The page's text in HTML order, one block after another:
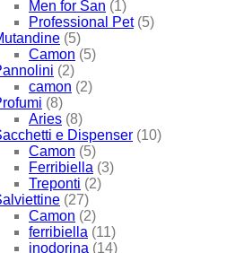
Men for San (1)
Professional Pet (5)
(5)
Camon (5)
(2)
camon (2)
(8)
Aries (8)
e Dispenser (10)
Camon (5)
Ferribiella (3)
Treponti (2)
(27)
Camon (2)
ferribiella (11)
inodorina (14)